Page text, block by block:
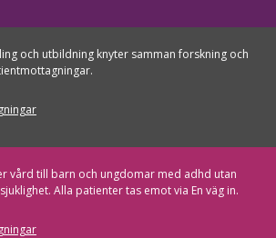
och utbildning knyter samman forskning och
vård till barn och ungdomar med adhd utan
Alla patienter tas emot via En väg in.